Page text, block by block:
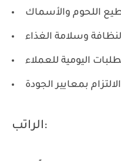
الراتب: